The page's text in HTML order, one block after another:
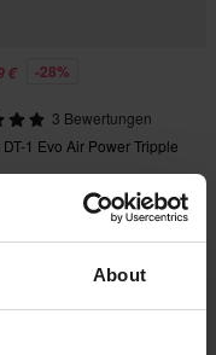
About
€ -28%
3 Bewertungen
1 Evo Air Power Tripple